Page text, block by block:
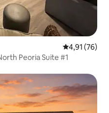
Gemiddelde
4,91 (76)
Peoria Suite #1